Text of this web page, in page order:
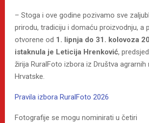
– Stoga i ove godine pozivamo sve
prirodu, tradiciju i domaću proizvodnju, a
otvorene od 1. lipnja do 31. kolovoza
istaknula je Leticija Hrenković,
žirija RuralFoto izbora iz Društva agrarnih
Hrvatske.
Pravila izbora RuralFoto 2026
Fotografije se mogu nominirati u četiri